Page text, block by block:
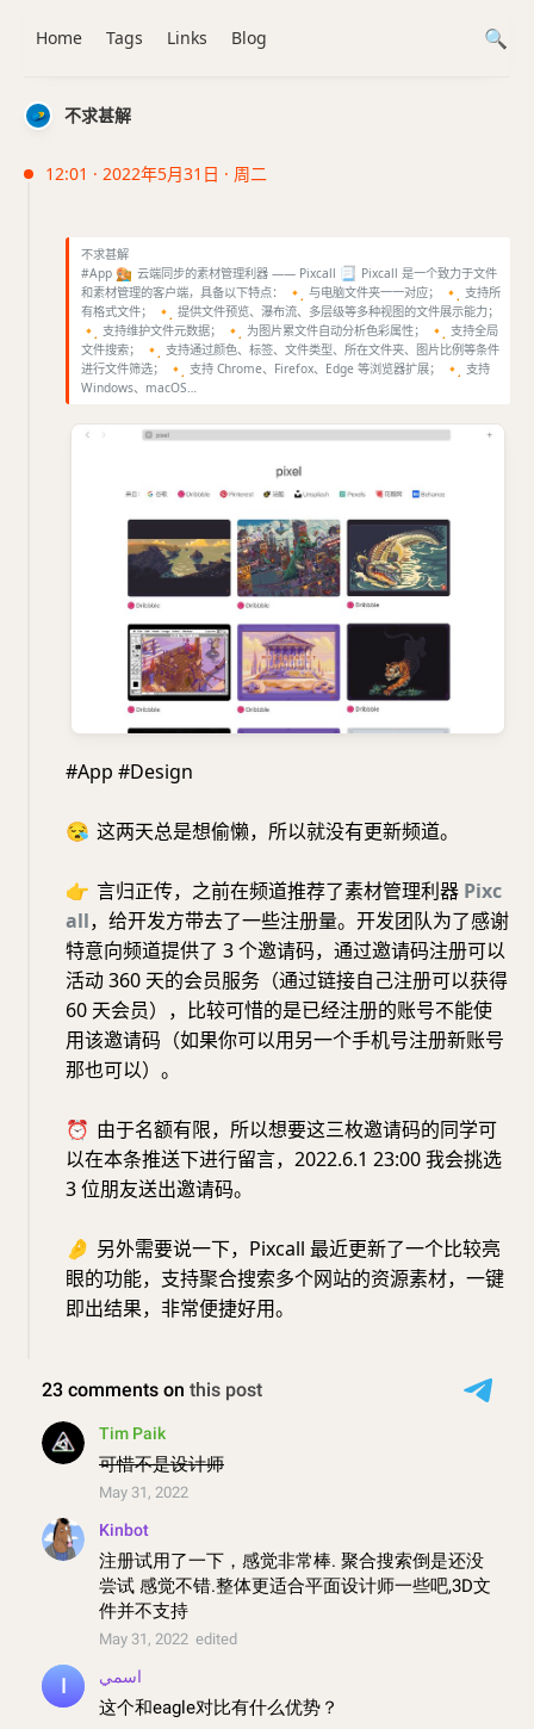
不求甚解
12:01 · 2022年5月31日 · 周二
不求甚解
#App 🎨 云端同步的素材管理利器 —— Pixcall 📃
Pixcall 是一个致力于文件
和素材管理的客户端，具备以下特点：
🔸 与电脑文件夹一一对应； 🔸
支持所
有格式文件；
🔸
提供文件预览、瀑布流、多层级等多种视图的文件展示能力；
🔸
支持维护文件元数据； 🔸 为图片累文件自动分析色彩属性； 🔸
支持全局
文件搜索；
🔸
支持通过颜色、标签、文件类型、所在文件夹、图片比例等条件
进行文件筛选；
🔸 支持 Chrome、Firefox、Edge 等浏览器扩展； 🔸
支持
Windows、macOS…
#App #Design
😪 这两天总是想偷懒，所以就没有更新频道。
👉 言归正传，之前在频道推荐了素材管理利器 Pixc
all，给开发方带去了一些注册量。开发团队为了感谢
特意向频道提供了 3 个邀请码，通过邀请码注册可以
活动 360 天的会员服务（通过链接自己注册可以获得
60 天会员），比较可惜的是已经注册的账号不能使
用该邀请码（如果你可以用另一个手机号注册新账号
那也可以）。
⏰ 由于名额有限，所以想要这三枚邀请码的同学可
以在本条推送下进行留言，2022.6.1 23:00 我会挑选
3 位朋友送出邀请码。
🤌 另外需要说一下，Pixcall 最近更新了一个比较亮
眼的功能，支持聚合搜索多个网站的资源素材，一键
即出结果，非常便捷好用。
Home Tags Links Blog